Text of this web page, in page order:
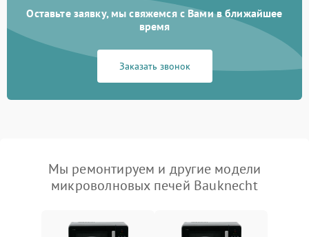
Оставьте заявку, мы свяжемся с Вами в ближайшее
время
Заказать звонок
Мы ремонтируем и другие модели
микроволновых печей Bauknecht